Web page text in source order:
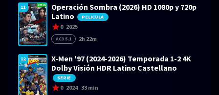
11
Operación Sombra (2026) HD 1080p y 720p
Latino
PELICULA
0 2025
AC3 5.1 2h 22m
12
X-Men '97 (2024-2026) Temporada 1-2 4K
Dolby Visión HDR Latino Castellano
SERIE
0 2024 33 min